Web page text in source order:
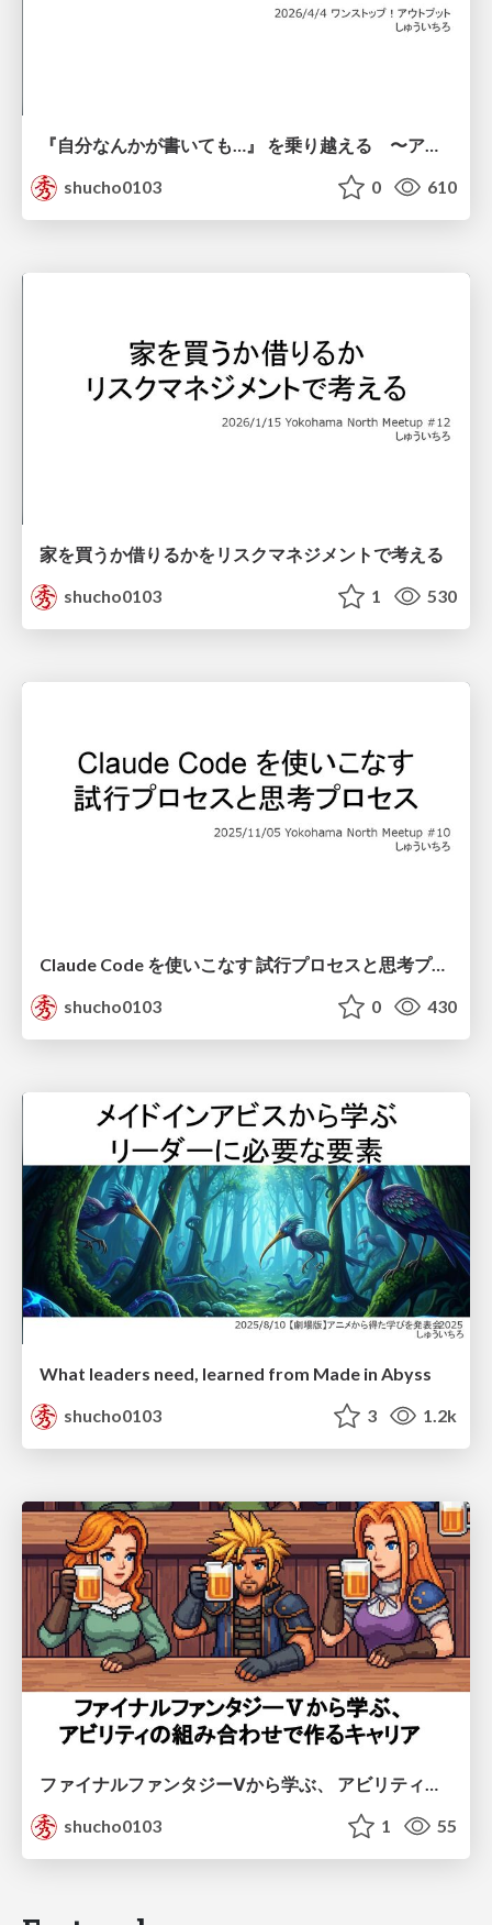
『自分なんかが書いても…』 を乗り越える 〜アウトプットを妨げる心理的罠の攻略法〜
shucho0103
0 610
家を買うか借りるかをリスクマネジメントで考える
shucho0103
1 530
Claude Code を使いこなす 試行プロセスと思考プロセス
shucho0103
0 430
What leaders need, learned from Made in Abyss
shucho0103
3 1.2k
shucho0103
1 55